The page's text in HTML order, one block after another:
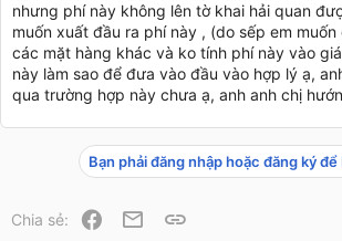
nhưng phí này không lên tờ khai hải quan
muốn xuất đầu ra phí này , (do sếp em
các mặt hàng khác và ko tính phí này vào
này làm sao để đưa vào đầu vào hợp lý ạ,
qua trường hợp này chưa ạ, anh anh chị
Bạn phải đăng nhập hoặc đăng ký để
Chia sẻ: Facebook
Email